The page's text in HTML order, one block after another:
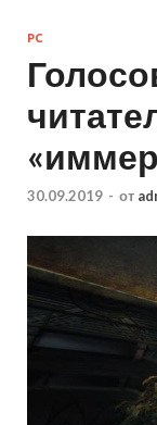
PC
30.09.2019 - от